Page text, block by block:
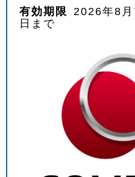
有効期限
2026年8
日まで